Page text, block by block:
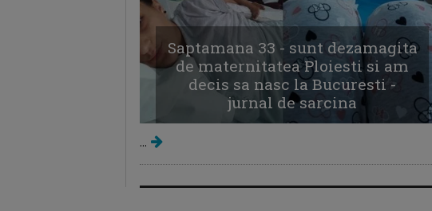
Saptamana 33 - sunt dezamagita
de maternitatea Ploiesti si am
decis sa nasc la Bucuresti -
jurnal de sarcina
...